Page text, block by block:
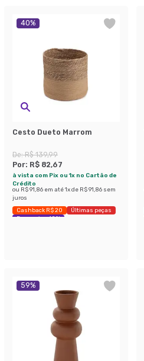
40%
Cesto Dueto Marrom
De:R$ 139,99
Por: R$ 82,67
à vista com Pix ou 1x no Cartão de
Crédito
ou R$ 91,86 em até1x de R$ 91,86 sem
juros
Cashback R$ 20
Últimas peças
Economize 40%
59%